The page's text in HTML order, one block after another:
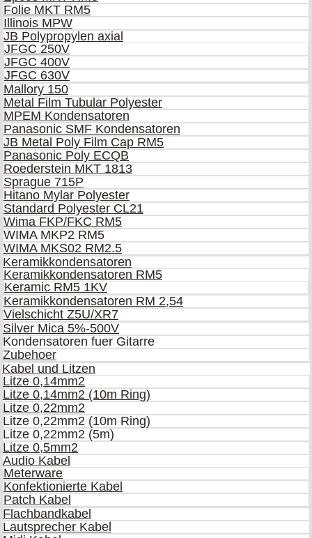
Folie MKT RM5
Illinois MPW
JB Polypropylen axial
JFGC 250V
JFGC 400V
JFGC 630V
Mallory 150
Metal Film Tubular Polyester
MPEM Kondensatoren
Panasonic SMF Kondensatoren
JB Metal Poly Film Cap RM5
Panasonic Poly ECQB
Roederstein MKT 1813
Sprague 715P
Hitano Mylar Polyester
Standard Polyester CL21
Wima FKP/FKC RM5
WIMA MKP2 RM5
WIMA MKS02 RM2.5
Keramikkondensatoren
Keramikkondensatoren RM5
Keramic RM5 1KV
Keramikkondensatoren RM 2,54
Vielschicht Z5U/XR7
Silver Mica 5%-500V
Kondensatoren fuer Gitarre
Zubehoer
Kabel und Litzen
Litze 0,14mm2
Litze 0,14mm2 (10m Ring)
Litze 0,22mm2
Litze 0,22mm2 (10m Ring)
Litze 0,22mm2 (5m)
Litze 0,5mm2
Audio Kabel
Meterware
Konfektionierte Kabel
Patch Kabel
Flachbandkabel
Lautsprecher Kabel